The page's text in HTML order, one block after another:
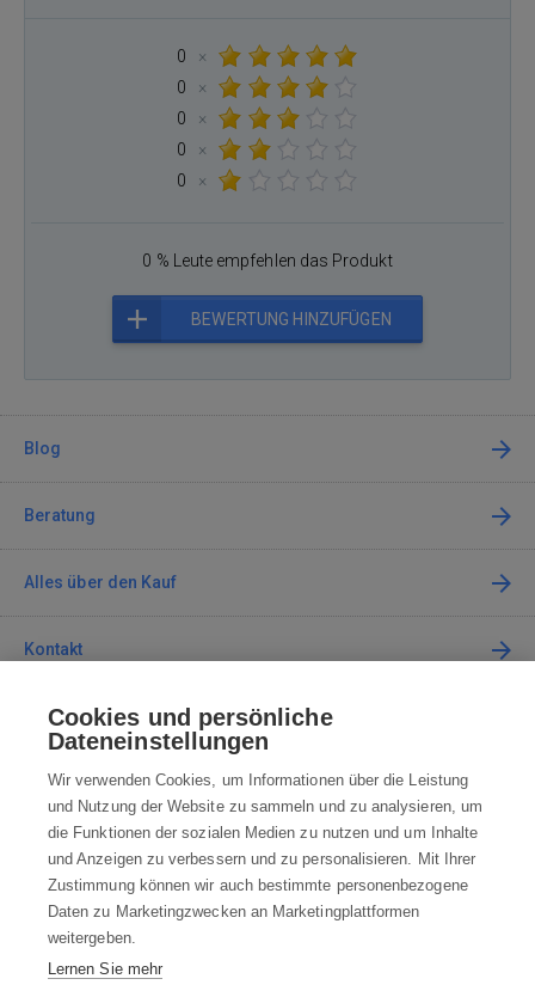
0
×
0
×
0
×
0
×
0
×
0 % Leute empfehlen das Produkt
BEWERTUNG HINZUFÜGEN
Blog
Beratung
Alles über den Kauf
Kontakt
Kontaktieren Sie uns
info@robotworld.at
+49 25 197 159 962 Mo-Fr 8:00—16:00 Uhr
ALLE KONTAKTE
WIDERRUFSBELEHRUNG
Cookies und persönliche
Dateneinstellungen
Wir verwenden Cookies, um Informationen über die Leistung
und Nutzung der Website zu sammeln und zu analysieren, um
die Funktionen der sozialen Medien zu nutzen und um Inhalte
und Anzeigen zu verbessern und zu personalisieren. Mit Ihrer
Zustimmung können wir auch bestimmte personenbezogene
Daten zu Marketingzwecken an Marketingplattformen
weitergeben.
Lernen Sie mehr